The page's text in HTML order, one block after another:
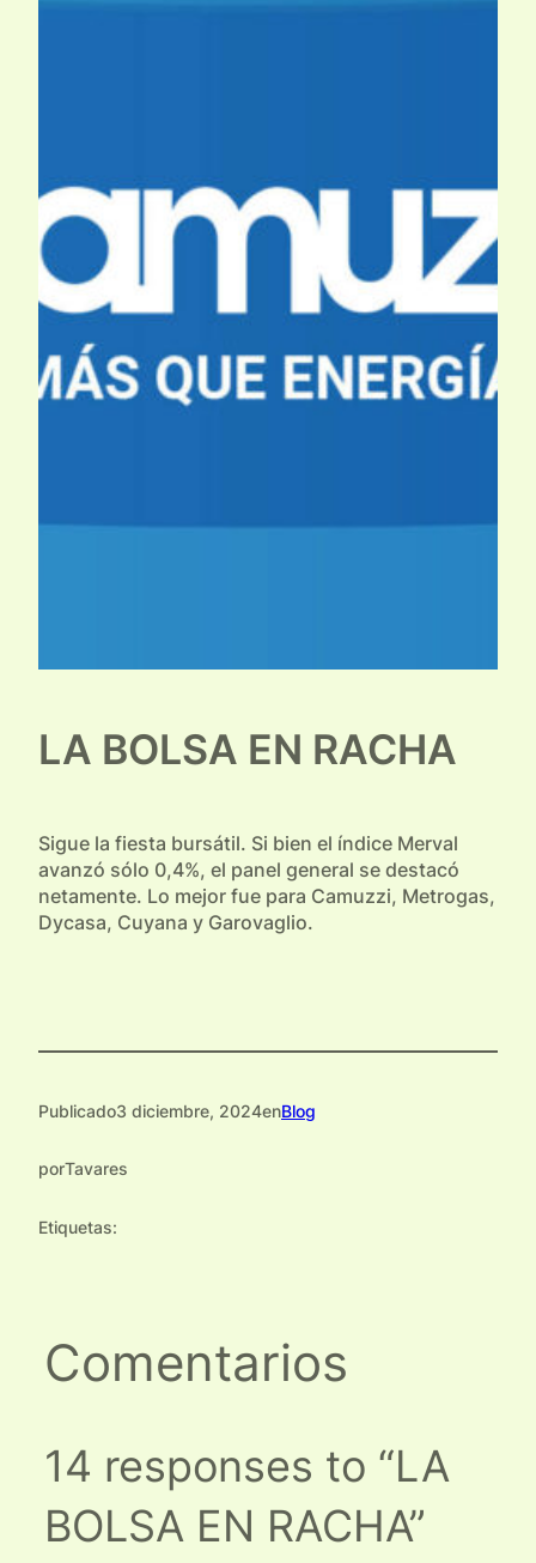
LA BOLSA EN RACHA
Sigue la fiesta bursátil. Si bien el índice Merval
avanzó sólo 0,4%, el panel general se destacó
netamente. Lo mejor fue para Camuzzi, Metrogas,
Dycasa, Cuyana y Garovaglio.
Publicado3 diciembre, 2024enBlog
porTavares
Etiquetas:
Comentarios
14 responses to “LA
BOLSA EN RACHA”